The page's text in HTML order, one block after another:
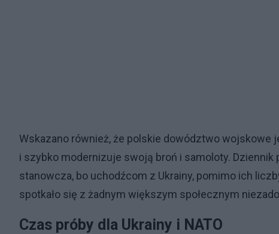
Wskazano również, że polskie dowództwo wojskowe
i szybko modernizuje swoją broń i samoloty.
stanowcza, bo uchodźcom z Ukrainy, pomimo ich
spotkało się z żadnym większym społecznym
Czas próby dla Ukrainy i NATO